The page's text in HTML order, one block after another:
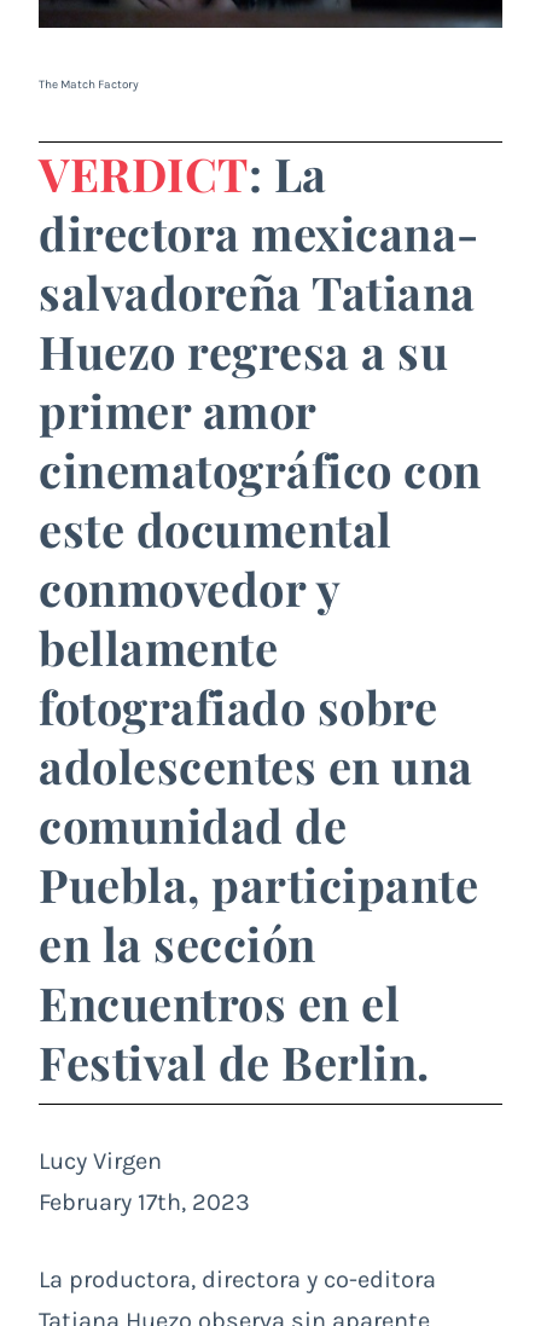
The Match Factory
VERDICT: La
directora mexicana-
salvadoreña Tatiana
Huezo regresa a su
primer amor
cinematográfico con
este documental
conmovedor y
bellamente
fotografiado sobre
adolescentes en una
comunidad de
Puebla, participante
en la sección
Encuentros en el
Festival de Berlin.
Lucy Virgen
February 17th, 2023
La productora, directora y co-editora